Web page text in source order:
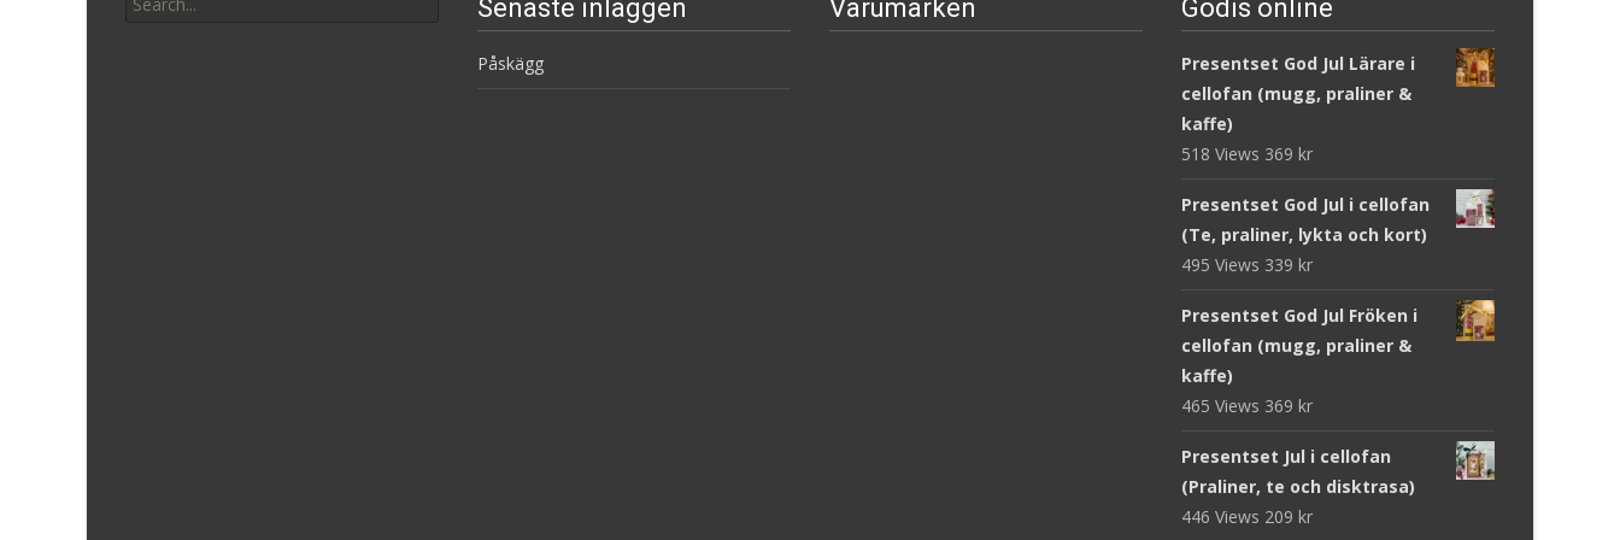
for: Senaste inläggen
Påskägg
Varumärken Godis online
Presentset God Jul Lärare i
cellofan (mugg, praliner &
kaffe)
518 Views 369 kr
Presentset God Jul i cellofan
(Te, praliner, lykta och kort)
495 Views 339 kr
Presentset God Jul Fröken i
cellofan (mugg, praliner &
kaffe)
465 Views 369 kr
Presentset Jul i cellofan
(Praliner, te och disktrasa)
446 Views 209 kr